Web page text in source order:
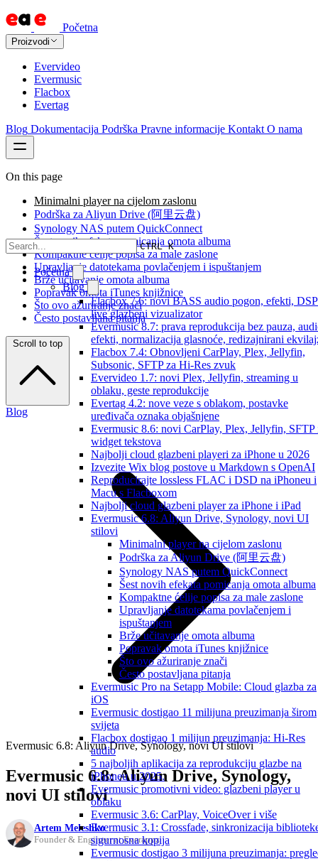
Početna
Proizvodi
Evervideo
Evermusic
Flacbox
Evertag
Blog Dokumentacija Podrška Pravne informacije Kontakt O nama
CTRL K
Početna
Blog
Flacbox 7.6: novi BASS audio pogon, efekti,
live glazbeni vizualizator
Evermusic 8.7: prava reprodukcija bez pauza,
efekti, normalizacija glasnoće, redizajnirani
Flacbox 7.4: Obnovljeni CarPlay, Plex, Jellyfin,
Subsonic, SFTP za Hi-Res zvuk
Evervideo 1.7: novi Plex, Jellyfin, streaming u
oblaku, geste reprodukcije
Evertag 4.2: nove veze s oblakom, postavke
uređivača oznaka objašnjene
Evermusic 8.6: novi CarPlay, Plex, Jellyfin, SFTP
widget tekstova
Najbolji cloud glazbeni playeri za iPhone u 2026
Izvezite Wix blog postove u Markdown s OpenAI
Reproducirajte lossless FLAC i DSD na iPhoneu i
Macu s Flacboxom
Najbolji cloud glazbeni player za iPhone i iPad
Evermusic 6.8: Aliyun Drive, Synology, novi UI
stilovi
Minimalni player na cijelom zaslonu
Podrška za Aliyun Drive (阿里云盘)
Synology NAS putem QuickConnect
Šest novih efekata pomicanja omota albuma
Kompaktne ćelije popisa za male zaslone
Upravljanje datotekama povlačenjem i
ispuštanjem
Brže učitavanje omota albuma
Popravak omota iTunes knjižnice
Što ovo ažuriranje znači
Često postavljana pitanja
Evermusic Pro na Setapp Mobile: Cloud glazba za
iOS
Evermusic dostigao 11 milijuna preuzimanja širom
svijeta
Flacbox dostigao 1 milijun preuzimanja: Hi-Res
audio
5 najboljih aplikacija za reprodukciju glazbe na
iPhoneu u 2025.
Evermusic promotivni video: glazbeni player u
oblaku
Evermusic 3.6: CarPlay, VoiceOver i više
Evermusic 3.1: Crossfade, sinkronizacija
sigurnosna kopija
Evermusic dostigao 3 milijuna preuzimanja:
On this page
Minimalni player na cijelom zaslonu
Podrška za Aliyun Drive (阿里云盘)
Synology NAS putem QuickConnect
Šest novih efekata pomicanja omota albuma
Kompaktne ćelije popisa za male zaslone
Upravljanje datotekama povlačenjem i ispuštanjem
Brže učitavanje omota albuma
Popravak omota iTunes knjižnice
Što ovo ažuriranje znači
Često postavljana pitanja
Scroll to top
Blog
Evermusic 6.8: Aliyun Drive, Synology, novi UI stilovi
Evermusic 6.8: Aliyun Drive, Synology,
novi UI stilovi
Artem Meleshko
Founder & Engineer at Everappz